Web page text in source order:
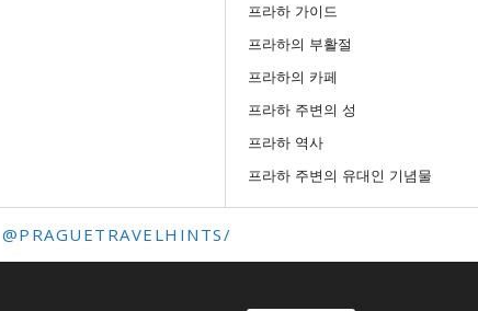
프라하 가이드
프라하의 부활절
프라하의 카페
프라하 주변의 성
프라하 역사
프라하 주변의 유대인 기념물
@PRAGUETRAVELHINTS/